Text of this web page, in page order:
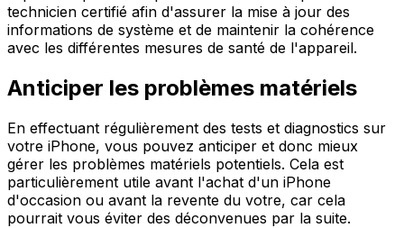
technicien certifié afin d'assurer la mise à jour des
informations de système et de maintenir la cohérence
avec les différentes mesures de santé de l'appareil.
Anticiper les problèmes matériels
En effectuant régulièrement des tests et diagnostics sur
votre iPhone, vous pouvez anticiper et donc mieux
gérer les problèmes matériels potentiels. Cela est
particulièrement utile avant l'achat d'un iPhone
d'occasion ou avant la revente du votre, car cela
pourrait vous éviter des déconvenues par la suite.